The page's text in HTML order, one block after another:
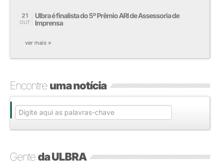
21
OUT
Ulbra é finalista do 5º Prêmio ARI de Assessoria de
Imprensa
ver mais »
Encontre uma notícia
Genteda ULBRA